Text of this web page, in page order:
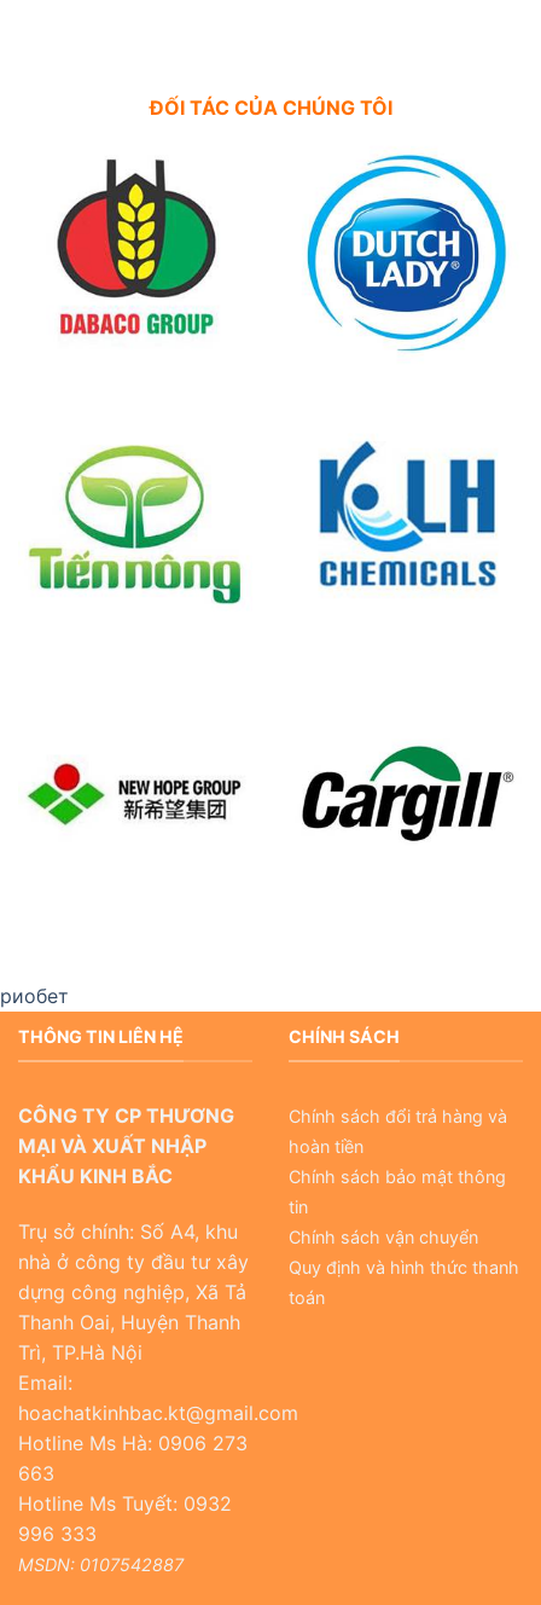
ĐỐI TÁC CỦA CHÚNG TÔI
риобет
THÔNG TIN LIÊN HỆ
CÔNG TY CP THƯƠNG
MẠI VÀ XUẤT NHẬP
KHẨU KINH BẮC
Trụ sở chính: Số A4, khu
nhà ở công ty đầu tư xây
dựng công nghiệp, Xã Tả
Thanh Oai, Huyện Thanh
Trì, TP.Hà Nội
Email:
hoachatkinhbac.kt@gmail.com
Hotline Ms Hà: 0906 273
663
Hotline Ms Tuyết: 0932
996 333
MSDN: 0107542887
CHÍNH SÁCH
Chính sách đổi trả hàng và
hoàn tiền
Chính sách bảo mật thông
tin
Chính sách vận chuyển
Quy định và hình thức thanh
toán